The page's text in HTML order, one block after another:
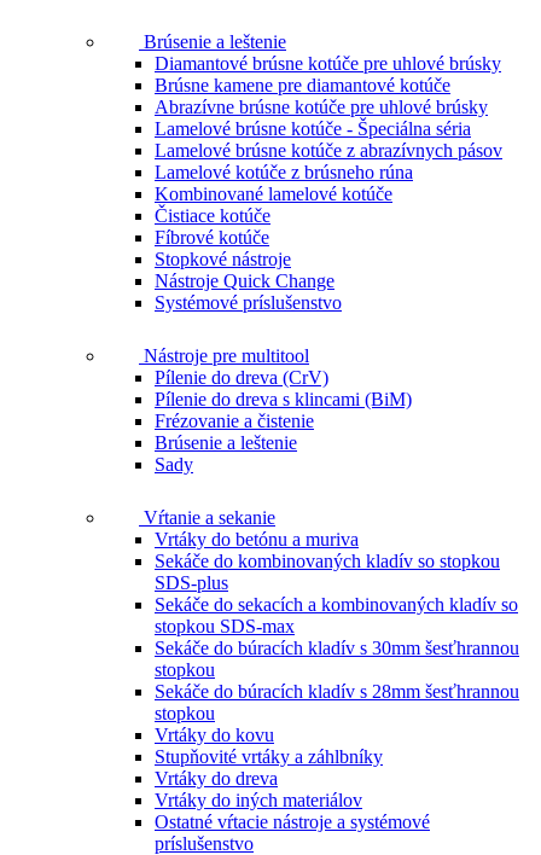
Brúsenie a leštenie
Diamantové brúsne kotúče pre uhlové brúsky
Brúsne kamene pre diamantové kotúče
Abrazívne brúsne kotúče pre uhlové brúsky
Lamelové brúsne kotúče - Špeciálna séria
Lamelové brúsne kotúče z abrazívnych pásov
Lamelové kotúče z brúsneho rúna
Kombinované lamelové kotúče
Čistiace kotúče
Fíbrové kotúče
Stopkové nástroje
Nástroje Quick Change
Systémové príslušenstvo
Nástroje pre multitool
Pílenie do dreva (CrV)
Pílenie do dreva s klincami (BiM)
Frézovanie a čistenie
Brúsenie a leštenie
Sady
Vŕtanie a sekanie
Vrtáky do betónu a muriva
Sekáče do kombinovaných kladív so stopkou
SDS-plus
Sekáče do sekacích a kombinovaných kladív so
stopkou SDS-max
Sekáče do búracích kladív s 30mm šesťhrannou
stopkou
Sekáče do búracích kladív s 28mm šesťhrannou
stopkou
Vrtáky do kovu
Stupňovité vrtáky a záhlbníky
Vrtáky do dreva
Vrtáky do iných materiálov
Ostatné vŕtacie nástroje a systémové
príslušenstvo